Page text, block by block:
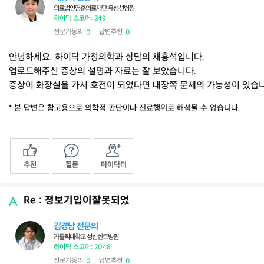
의료법인영훈의료재단 유성선병원
하이닥 스코어: 249
전문가동의 0 답변추천 0
안녕하세요. 하이닥 가정의학과 상담의 채홍석입니다.
업로드해주신 증상의 설명과 자료는 잘 보았습니다.
증상이 화장실을 가서 호전이 되었다면 대장쪽 문제의 가능성이 있습
* 본 답변은 참고용으로 의학적 판단이나 진료행위로 해석될 수 없습니다.
추천 질문 마이닥터
Re : 정보기입이잘못되었
김경남 전문의
가톨릭대학교 성빈센트병원
하이닥 스코어: 2048
전문가동의 0 답변추천 0